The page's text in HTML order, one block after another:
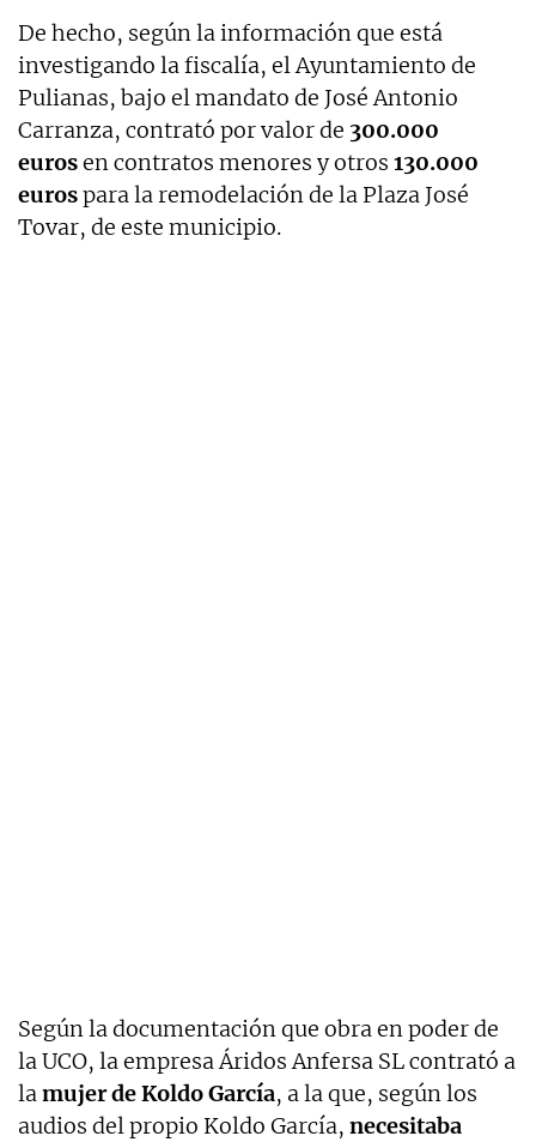
De hecho, según la información que está
investigando la fiscalía, el Ayuntamiento de
Pulianas, bajo el mandato de José Antonio
Carranza, contrató por valor de 300.000
eurosen contratos menores y otros 130.000
eurospara la remodelación de la Plaza José
Tovar, de este municipio.
Según la documentación que obra en poder de
la UCO, la empresa Áridos Anfersa SL contrató a
lamujer de Koldo García, a la que, según los
audios del propio Koldo García, necesitaba